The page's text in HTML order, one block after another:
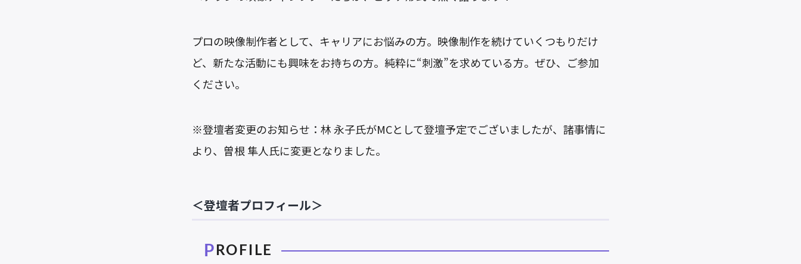
プロの映像制作者として、キャリアにお悩みの方。映像制作を続けていくつもりだけ
ど、新たな活動にも興味をお持ちの方。純粋に“刺激”を求めている方。ぜひ、ご参加
ください。
※登壇者変更のお知らせ：林 永子氏がMCとして登壇予定でございましたが、諸事情に
より、曽根 隼人氏に変更となりました。
＜登壇者プロフィール＞